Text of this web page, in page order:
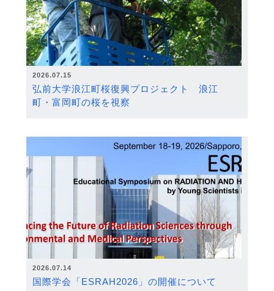
2026.07.15
弘前大学浪江町桜復興プロジェクト 浪江
町・富岡町の桜を視察
2026.07.14
国際学会「ESRAH2026」の開催について